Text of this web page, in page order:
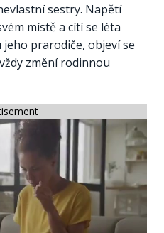
sestry. Napětí
místě a cítí se léta
prarodiče, objeví se
změní rodinnou